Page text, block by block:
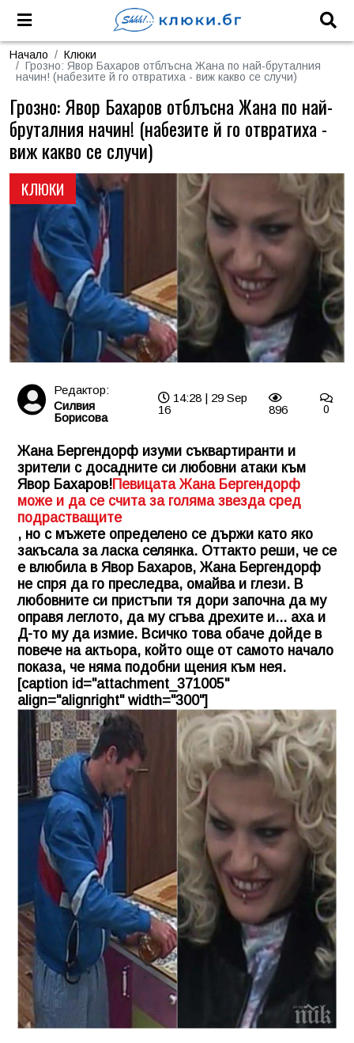
Начало
Клюки
Грозно: Явор Бахаров отблъсна Жана по най-бруталния
начин! (набезите й го отвратиха - виж какво се случи)
КЛЮКИ
Грозно: Явор Бахаров отблъсна Жана по най-
бруталния начин! (набезите й го отвратиха -
виж какво се случи)
Редактор:
Силвия
Борисова
14:28 | 29 Sep
16
896 0
Жана Бергендорф изуми съквартиранти и
зрители с досадните си любовни атаки към
Явор Бахаров!Певицата Жана Бергендорф
може и да се счита за голяма звезда сред
подрастващите
, но с мъжете определено се държи като яко
закъсала за ласка селянка. Оттакто реши, че се
е влюбила в Явор Бахаров, Жана Бергендорф
не спря да го преследва, омайва и глези. В
любовните си пристъпи тя дори започна да му
оправя леглото, да му сгъва дрехите и... аха и
Д-то му да измие. Всичко това обаче дойде в
повече на актьора, който още от самото начало
показа, че няма подобни щения към нея.
[caption id="attachment_371005"
align="alignright" width="300"]